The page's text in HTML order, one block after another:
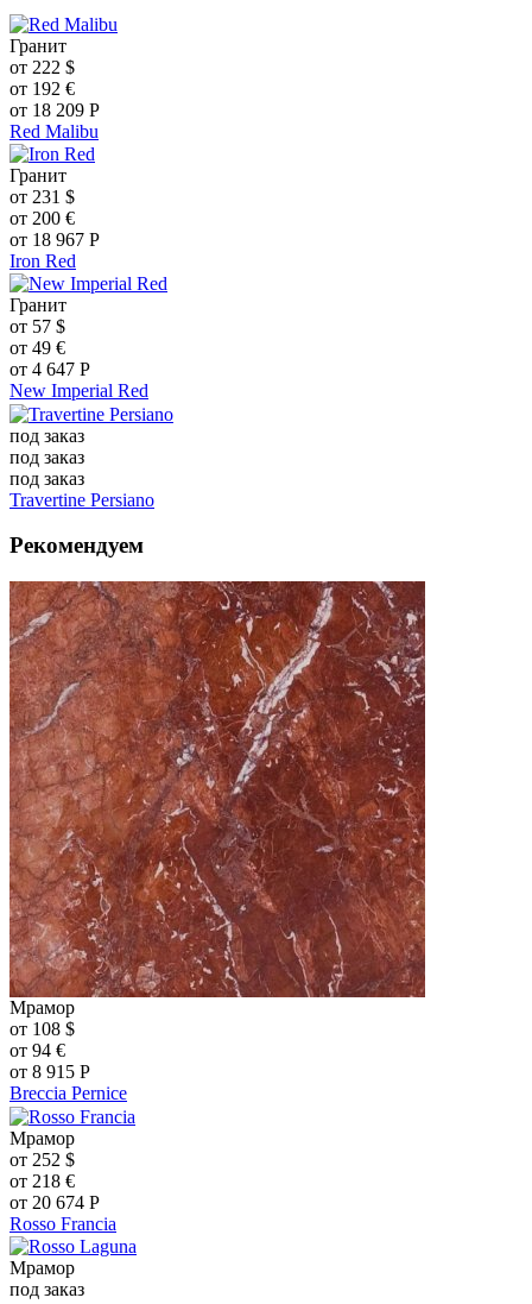
Гранит
от 222 $
от 192 €
от 18 209 Р
Red Malibu
Гранит
от 231 $
от 200 €
от 18 967 Р
Iron Red
Гранит
от 57 $
от 49 €
от 4 647 Р
New Imperial Red
под заказ
под заказ
под заказ
Travertine Persiano
Рекомендуем
Мрамор
от 108 $
от 94 €
от 8 915 Р
Breccia Pernice
Мрамор
от 252 $
от 218 €
от 20 674 Р
Rosso Francia
Мрамор
под заказ